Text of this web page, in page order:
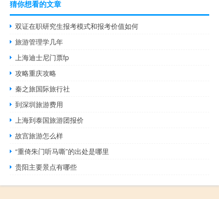
猜你想看的文章
双证在职研究生报考模式和报考价值如何
旅游管理学几年
上海迪士尼门票fp
攻略重庆攻略
秦之旅国际旅行社
到深圳旅游费用
上海到泰国旅游团报价
故宫旅游怎么样
“重倚朱门听马嘶”的出处是哪里
贵阳主要景点有哪些